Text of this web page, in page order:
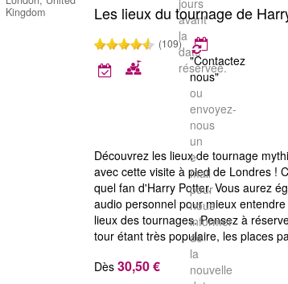
jours
avant
la
date
réservée.
Kingdom
Les lieux du tournage de
(109)
"Contactez
nous"
ou
envoyez-
nous
un
e-
mail
pour
nous
informer
de
la
nouvelle
Découvrez les lieux de tournage
avec cette visite à pied de Londres !
quel fan d'Harry Potter. Vous aurez
audio personnel pour mieux
lieux des tournages. Pensez à
tour étant très populaire, les places
Dès 30,50 €